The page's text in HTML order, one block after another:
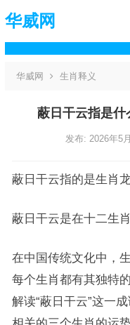
华威网
华威网 生肖释义
蔽日干云指是
发布: 2026年5
蔽日干云指的是生肖
蔽日干云是在十二生
在中国传统文化中，
每个生肖都有其独特
解读“蔽日干云”这一